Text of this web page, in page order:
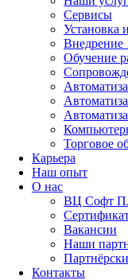
Сервисы
Установка
Внедрение
Обучение
Торговое
Карьера
Наш опыт
О нас
ВЦ Софт
Вакансии
Наши
Контакты